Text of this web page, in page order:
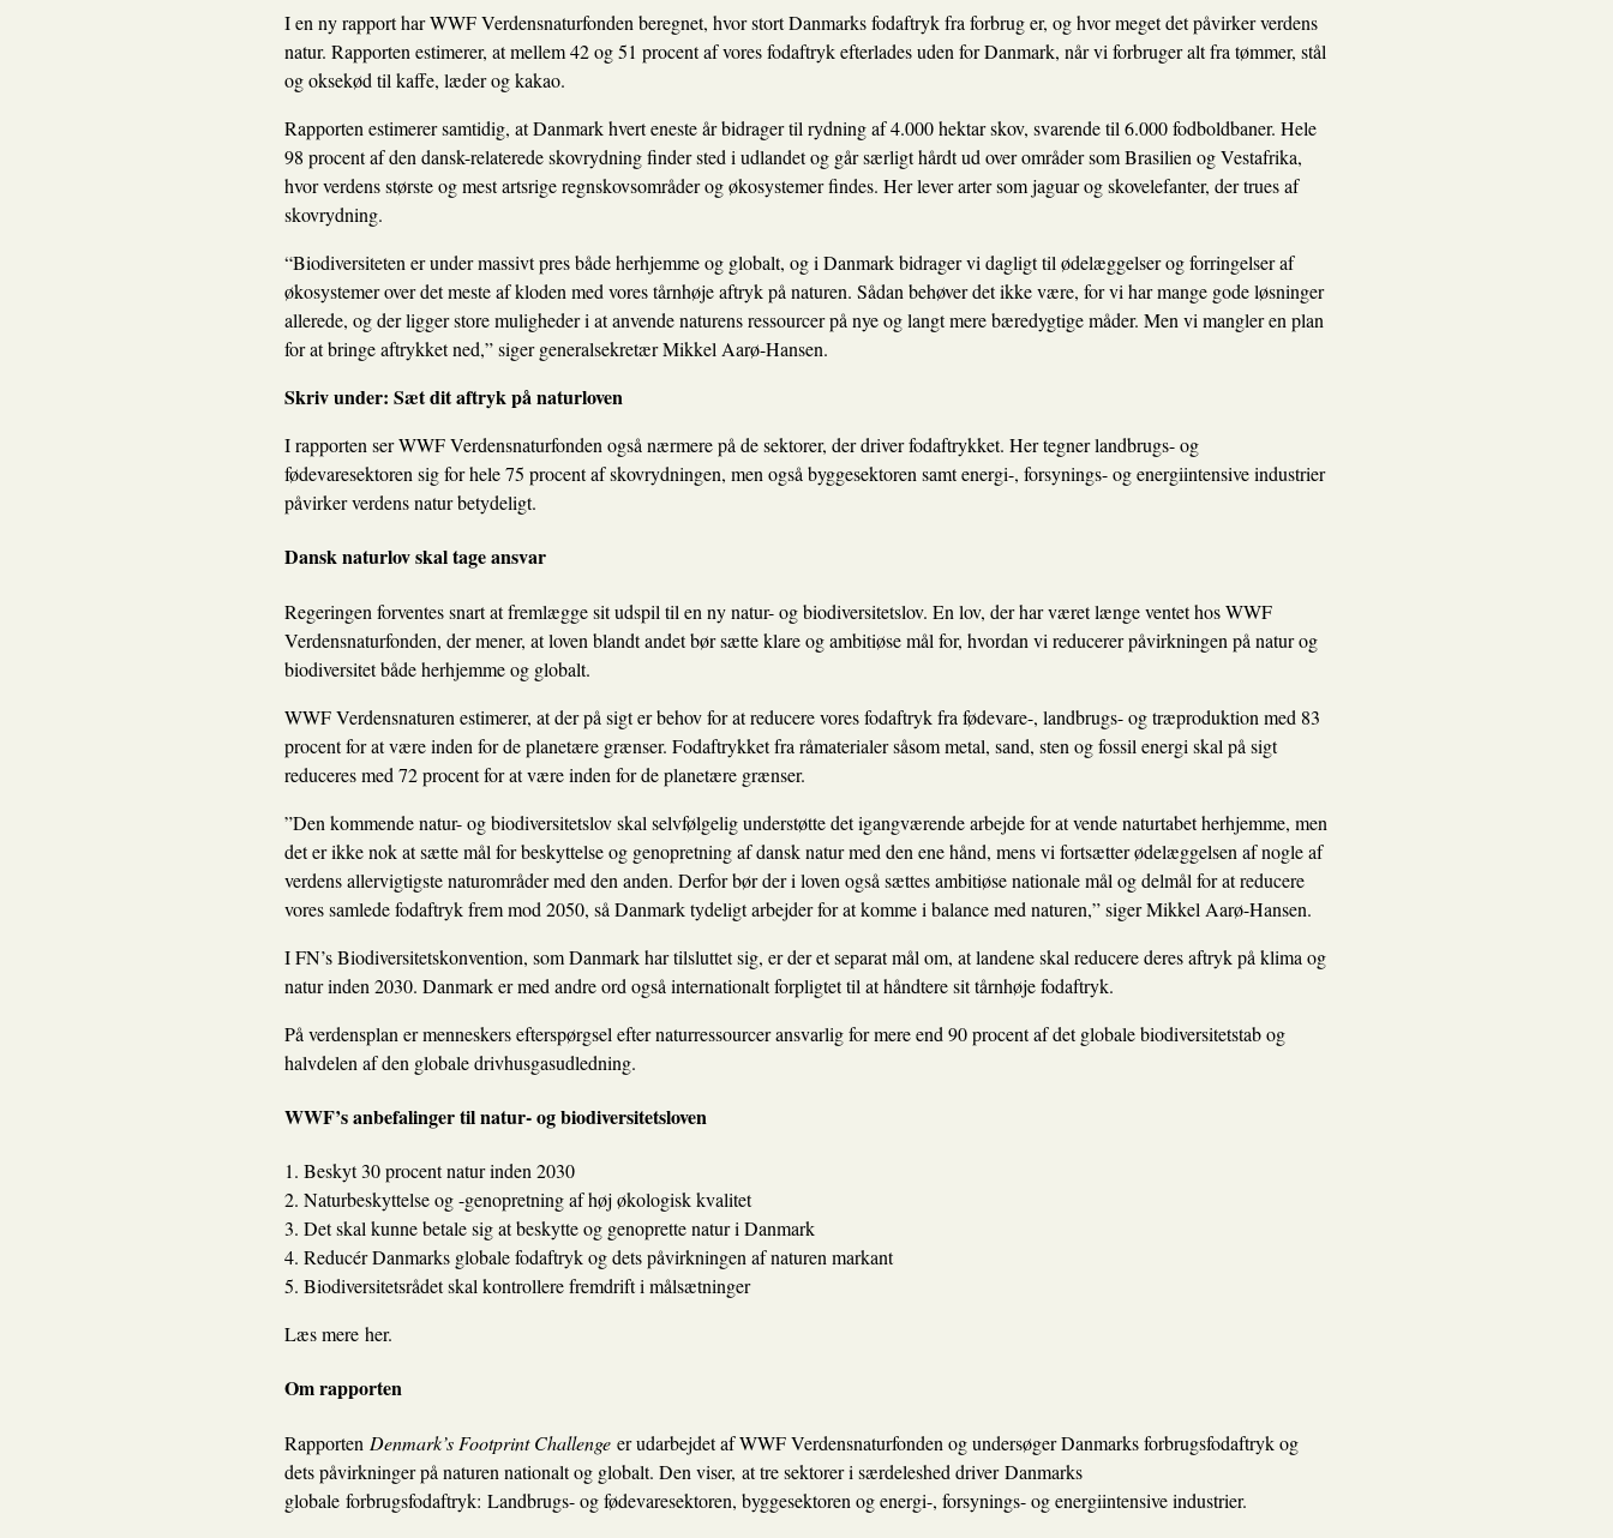
I en ny rapport har WWF Verdensnaturfonden beregnet, hvor stort Danmarks fodaftryk fra forbrug er, og hvor meget det påvirker verdens
natur. Rapporten estimerer, at mellem 42 og 51 procent af vores fodaftryk efterlades uden for Danmark, når vi forbruger alt fra tømmer, stål
og oksekød til kaffe, læder og kakao.
Rapporten estimerer samtidig, at Danmark hvert eneste år bidrager til rydning af 4.000 hektar skov, svarende til 6.000 fodboldbaner. Hele
98 procent af den dansk-relaterede skovrydning finder sted i udlandet og går særligt hårdt ud over områder som Brasilien og Vestafrika,
hvor verdens største og mest artsrige regnskovsområder og økosystemer findes. Her lever arter som jaguar og skovelefanter, der trues af
skovrydning.
“Biodiversiteten er under massivt pres både herhjemme og globalt, og i Danmark bidrager vi dagligt til ødelæggelser og forringelser af
økosystemer over det meste af kloden med vores tårnhøje aftryk på naturen. Sådan behøver det ikke være, for vi har mange gode løsninger
allerede, og der ligger store muligheder i at anvende naturens ressourcer på nye og langt mere bæredygtige måder. Men vi mangler en plan
for at bringe aftrykket ned,” siger generalsekretær Mikkel Aarø-Hansen.
Skriv under: Sæt dit aftryk på naturloven
I rapporten ser WWF Verdensnaturfonden også nærmere på de sektorer, der driver fodaftrykket. Her tegner landbrugs- og
fødevaresektoren sig for hele 75 procent af skovrydningen, men også byggesektoren samt energi-, forsynings- og energiintensive industrier
påvirker verdens natur betydeligt.
Dansk naturlov skal tage ansvar
Regeringen forventes snart at fremlægge sit udspil til en ny natur- og biodiversitetslov. En lov, der har været længe ventet hos WWF
Verdensnaturfonden, der mener, at loven blandt andet bør sætte klare og ambitiøse mål for, hvordan vi reducerer påvirkningen på natur og
biodiversitet både herhjemme og globalt.
WWF Verdensnaturen estimerer, at der på sigt er behov for at reducere vores fodaftryk fra fødevare-, landbrugs- og træproduktion med 83
procent for at være inden for de planetære grænser. Fodaftrykket fra råmaterialer såsom metal, sand, sten og fossil energi skal på sigt
reduceres med 72 procent for at være inden for de planetære grænser.
”Den kommende natur- og biodiversitetslov skal selvfølgelig understøtte det igangværende arbejde for at vende naturtabet herhjemme, men
det er ikke nok at sætte mål for beskyttelse og genopretning af dansk natur med den ene hånd, mens vi fortsætter ødelæggelsen af nogle af
verdens allervigtigste naturområder med den anden. Derfor bør der i loven også sættes ambitiøse nationale mål og delmål for at reducere
vores samlede fodaftryk frem mod 2050, så Danmark tydeligt arbejder for at komme i balance med naturen,” siger Mikkel Aarø-Hansen.
I FN’s Biodiversitetskonvention, som Danmark har tilsluttet sig, er der et separat mål om, at landene skal reducere deres aftryk på klima og
natur inden 2030. Danmark er med andre ord også internationalt forpligtet til at håndtere sit tårnhøje fodaftryk.
På verdensplan er menneskers efterspørgsel efter naturressourcer ansvarlig for mere end 90 procent af det globale biodiversitetstab og
halvdelen af den globale drivhusgasudledning.
WWF’s anbefalinger til natur- og biodiversitetsloven
1. Beskyt 30 procent natur inden 2030
2. Naturbeskyttelse og -genopretning af høj økologisk kvalitet
3. Det skal kunne betale sig at beskytte og genoprette natur i Danmark
4. Reducér Danmarks globale fodaftryk og dets påvirkningen af naturen markant
5. Biodiversitetsrådet skal kontrollere fremdrift i målsætninger
Læs mere her.
Om rapporten
Rapporten Denmark’s Footprint Challenge er udarbejdet af WWF Verdensnaturfonden og undersøger Danmarks forbrugsfodaftryk og
dets påvirkninger på naturen nationalt og globalt. Den viser, at tre sektorer i særdeleshed driver Danmarks
globale forbrugsfodaftryk: Landbrugs- og fødevaresektoren, byggesektoren og energi-, forsynings- og energiintensive industrier.